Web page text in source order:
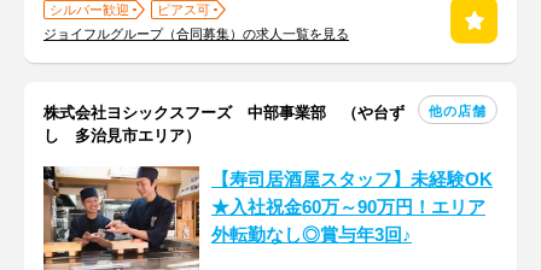
シルバー歓迎
ピアス可
ジョイフルグループ（合同募集）の求人一覧を見る
株式会社ヨシックスフーズ 中部事業部 （や台ず
し 多治見市エリア）
他の店舗
【寿司居酒屋スタッフ】未経験OK
★入社祝金60万～90万円！エリア
外転勤なし◎賞与年3回♪